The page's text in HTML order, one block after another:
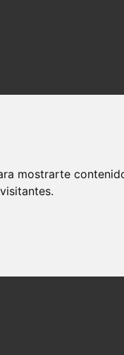
mostrarte